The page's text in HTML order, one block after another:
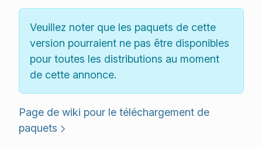
Veuillez noter que les paquets de cette
version pourraient ne pas être disponibles
pour toutes les distributions au moment
de cette annonce.
Page de wiki pour le téléchargement de
paquets